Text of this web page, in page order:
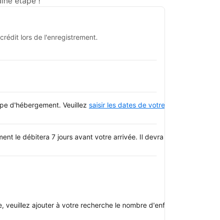
lors de l'enregistrement.
d'hébergement. Veuillez saisir les dates de votre séjour
le débitera 7 jours avant votre arrivée. Il devra être payé
veuillez ajouter à votre recherche le nombre d'enfants avec qui